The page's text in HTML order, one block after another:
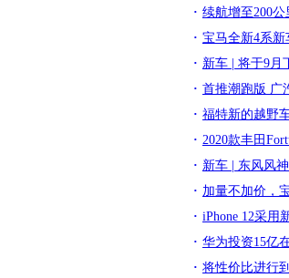
续航增至200
宝马全新4系
新车 | 将于9月
首推潮跑版 广
福特新的越野
2020款丰田
新车 | 东风风
加量不加价，
iPhone 12采用
华为投资15亿
将性价比进行